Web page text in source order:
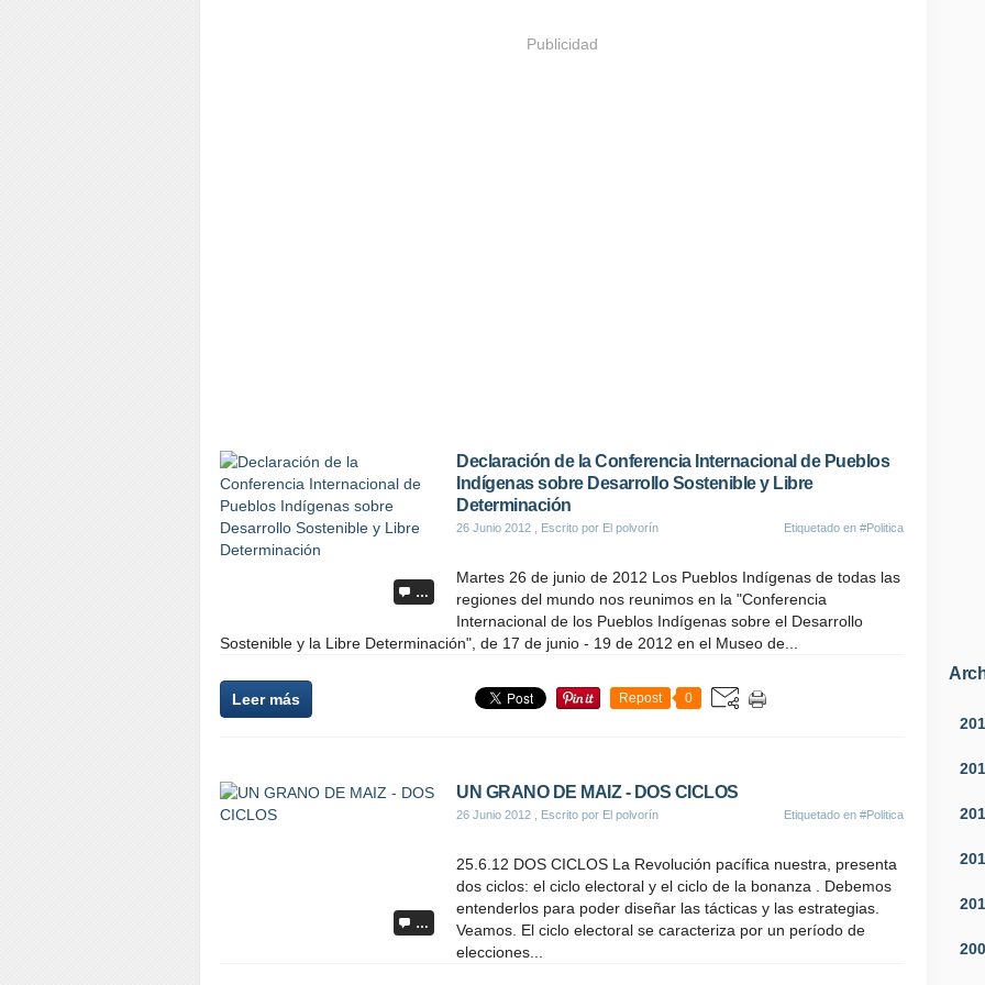
Publicidad
…
Declaración de la Conferencia Internacional de Pueblos
Indígenas sobre Desarrollo Sostenible y Libre
Determinación
26 Junio 2012 , Escrito por El polvorín Etiquetado en #Politica
Martes 26 de junio de 2012 Los Pueblos Indígenas de todas las
regiones del mundo nos reunimos en la "Conferencia
Internacional de los Pueblos Indígenas sobre el Desarrollo
Sostenible y la Libre Determinación", de 17 de junio - 19 de 2012 en el Museo de...
Leer más Repost 0
…
UN GRANO DE MAIZ - DOS CICLOS
26 Junio 2012 , Escrito por El polvorín Etiquetado en #Politica
25.6.12 DOS CICLOS La Revolución pacífica nuestra, presenta
dos ciclos: el ciclo electoral y el ciclo de la bonanza . Debemos
entenderlos para poder diseñar las tácticas y las estrategias.
Veamos. El ciclo electoral se caracteriza por un período de
elecciones...